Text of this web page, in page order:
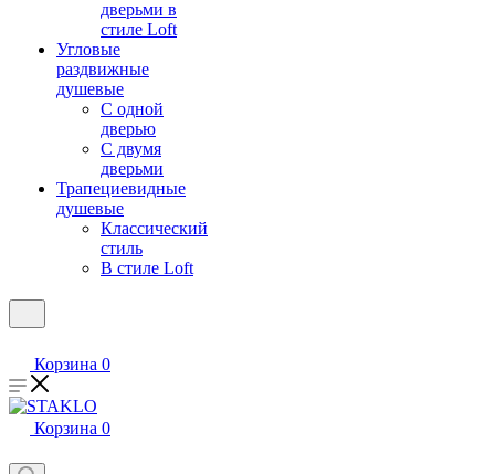
дверьми в
стиле Loft
Угловые
раздвижные
душевые
С одной
дверью
С двумя
дверьми
Трапециевидные
душевые
Классический
стиль
В стиле Loft
Корзина 0
Корзина 0